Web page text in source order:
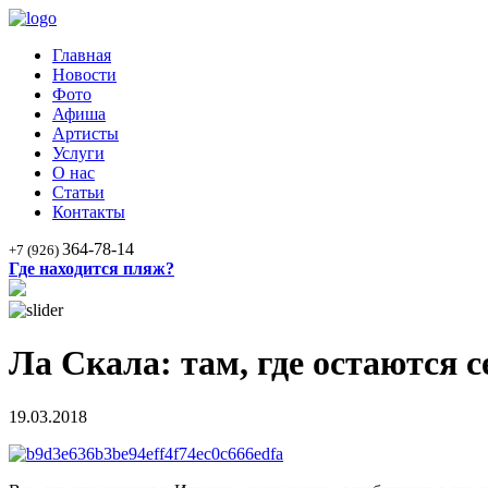
Главная
Новости
Фото
Афиша
Артисты
Услуги
О нас
Статьи
Контакты
+7 (926) 364-78-14
Где находится пляж?
Ла Скала: там, где остаются
19.03.2018